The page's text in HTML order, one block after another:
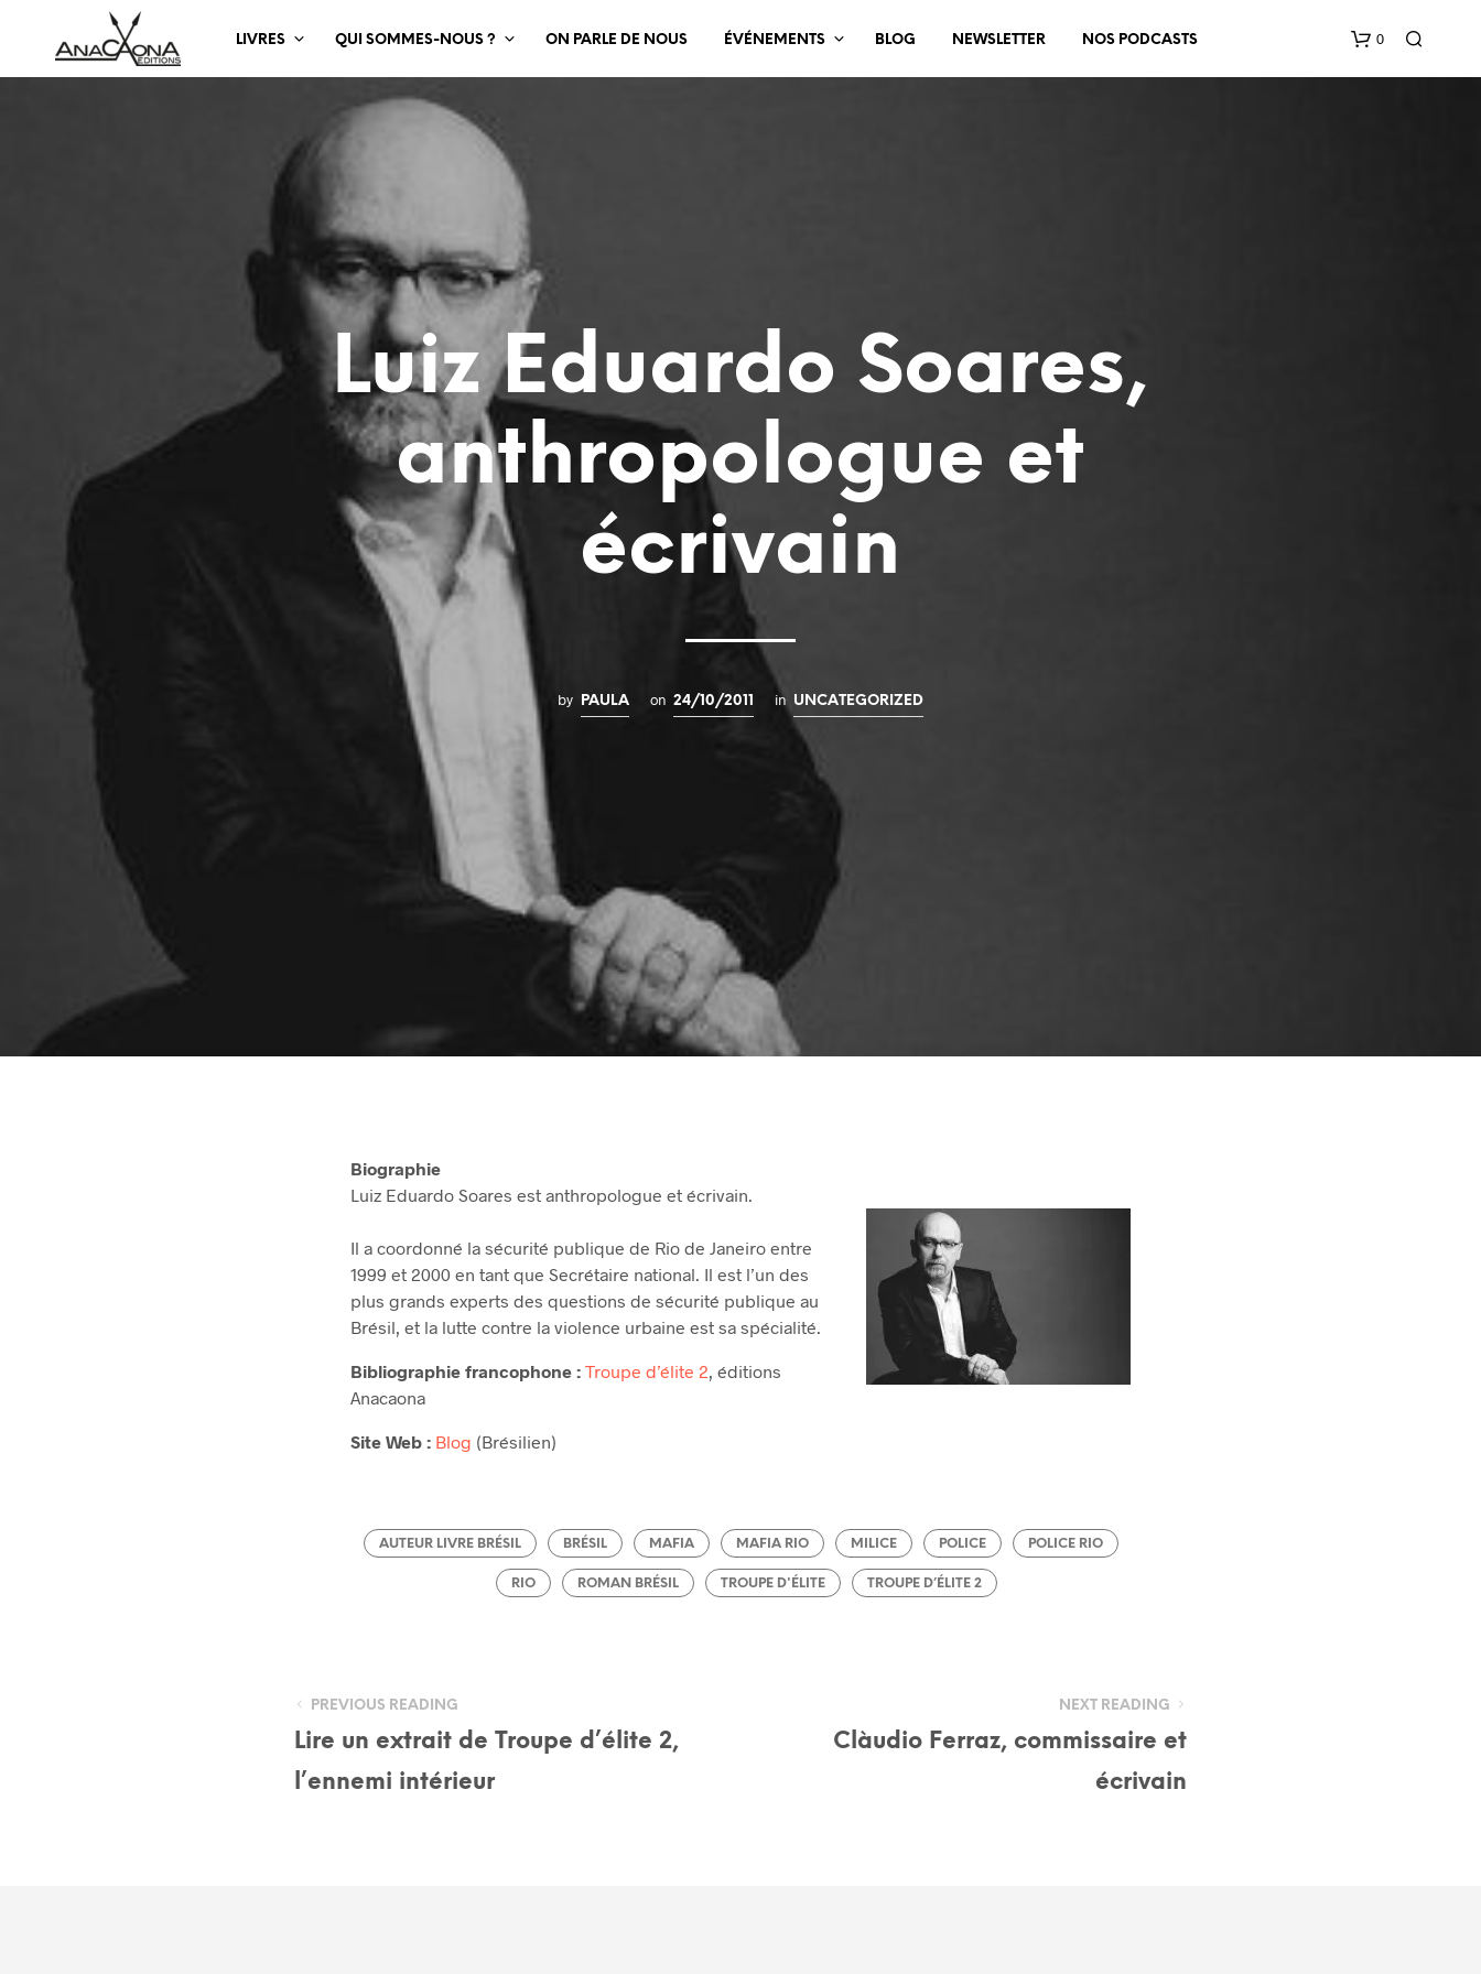
LIVRES QUI SOMMES-NOUS ? ON PARLE DE NOUS ÉVÉNEMENTS BLOG NEWSLETTER NOS PODCASTS 0
Luiz Eduardo Soares,
anthropologue et
écrivain
by PAULA on 24/10/2011 in UNCATEGORIZED
Biographie
Luiz Eduardo Soares est anthropologue et écrivain.
Il a coordonné la sécurité publique de Rio de Janeiro entre
1999 et 2000 en tant que Secrétaire national. Il est l’un des
plus grands experts des questions de sécurité publique au
Brésil, et la lutte contre la violence urbaine est sa spécialité.
Bibliographie francophone : Troupe d’élite 2, éditions
Anacaona
Site Web : Blog (Brésilien)
AUTEUR LIVRE BRÉSIL BRÉSIL MAFIA MAFIA RIO MILICE POLICE POLICE RIO
RIO ROMAN BRÉSIL TROUPE D'ÉLITE TROUPE D’ÉLITE 2
PREVIOUS READING
Lire un extrait de Troupe d’élite 2,
l’ennemi intérieur
NEXT READING
Clàudio Ferraz, commissaire et
écrivain